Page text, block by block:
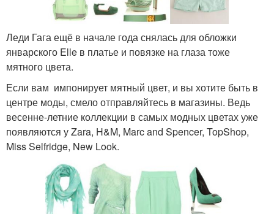
Леди Гага ещё в начале года снялась для обложки
январского Elle в платье и повязке на глаза тоже
мятного цвета.
Если вам импонирует мятный цвет, и вы хотите быть в
центре моды, смело отправляйтесь в магазины. Ведь
весенне-летние коллекции в самых модных цветах уже
появляются у Zara, H&M, Marc and Spencer, TopShop,
Miss Selfridge, New Look.